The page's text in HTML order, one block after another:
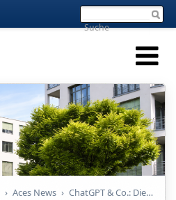
› Aces News › ChatGPT & Co.: Die Zukunft des Kundenservice?